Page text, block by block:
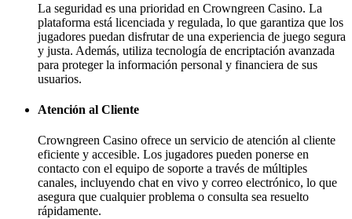
La seguridad es una prioridad en Crowngreen Casino. La
plataforma está licenciada y regulada, lo que garantiza que los
jugadores puedan disfrutar de una experiencia de juego segura
y justa. Además, utiliza tecnología de encriptación avanzada
para proteger la información personal y financiera de sus
usuarios.
Atención al Cliente
Crowngreen Casino ofrece un servicio de atención al cliente
eficiente y accesible. Los jugadores pueden ponerse en
contacto con el equipo de soporte a través de múltiples
canales, incluyendo chat en vivo y correo electrónico, lo que
asegura que cualquier problema o consulta sea resuelto
rápidamente.